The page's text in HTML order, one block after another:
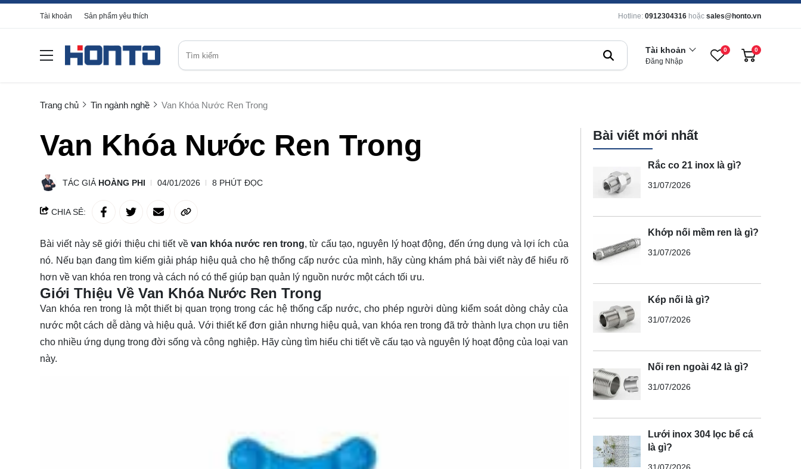
Tài khoản Sản phẩm yêu thích Hotline: 0912304316 hoặc sales@honto.vn
Tài khoản
Đăng Nhập
0 0
Trang chủ Tin ngành nghề Van Khóa Nước Ren Trong
Van Khóa Nước Ren Trong
TÁC GIẢ HOÀNG PHI 04/01/2026 8 PHÚT ĐỌC
CHIA SẺ:
Bài viết này sẽ giới thiệu chi tiết về van khóa nước ren trong, từ cấu tạo, nguyên lý hoạt động, đến ứng dụng và lợi ích của
nó. Nếu bạn đang tìm kiếm giải pháp hiệu quả cho hệ thống cấp nước của mình, hãy cùng khám phá bài viết này để hiểu rõ
hơn về van khóa ren trong và cách nó có thể giúp bạn quản lý nguồn nước một cách tối ưu.
Giới Thiệu Về Van Khóa Nước Ren Trong
Van khóa ren trong là một thiết bị quan trọng trong các hệ thống cấp nước, cho phép người dùng kiểm soát dòng chảy của
nước một cách dễ dàng và hiệu quả. Với thiết kế đơn giản nhưng hiệu quả, van khóa ren trong đã trở thành lựa chọn ưu tiên
cho nhiều ứng dụng trong đời sống và công nghiệp. Hãy cùng tìm hiểu chi tiết về cấu tạo và nguyên lý hoạt động của loại van
này.
Bài viết mới nhất
Rắc co 21 inox là gì?
31/07/2026
Khớp nối mềm ren là gì?
31/07/2026
Kép nối là gì?
31/07/2026
Nối ren ngoài 42 là gì?
31/07/2026
Lưới inox 304 lọc bể cá
là gì?
31/07/2026